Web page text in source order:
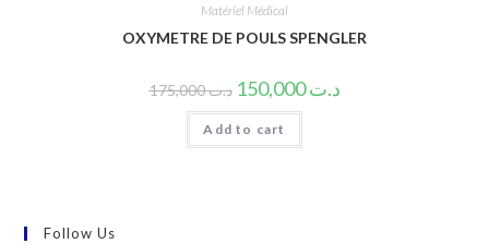
Matériel Médical
OXYMETRE DE POULS SPENGLER
د.ت175,000 د.ت150,000
Add to cart
Follow Us